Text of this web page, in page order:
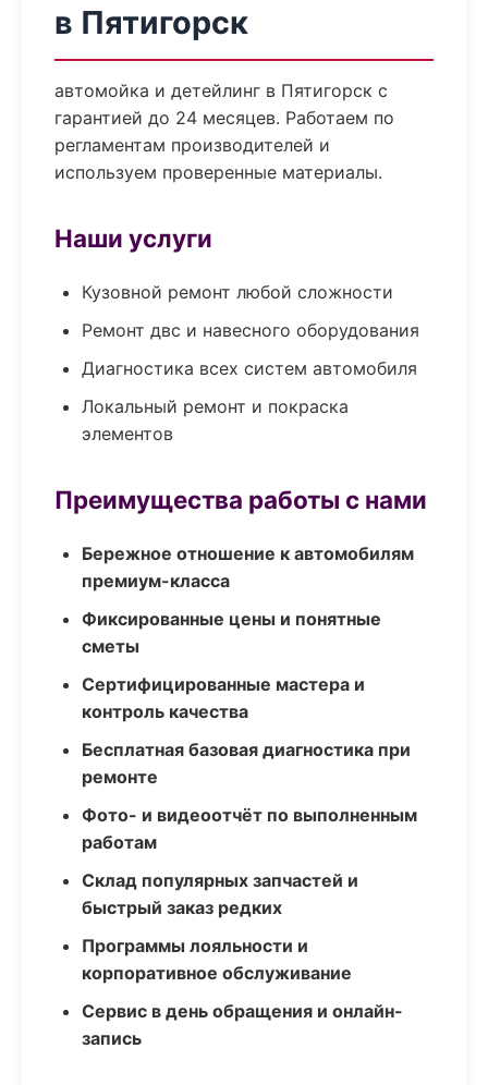
в Пятигорск
автомойка и детейлинг в Пятигорск с
гарантией до 24 месяцев. Работаем по
регламентам производителей и
используем проверенные материалы.
Наши услуги
Кузовной ремонт любой сложности
Ремонт двс и навесного оборудования
Диагностика всех систем автомобиля
Локальный ремонт и покраска
элементов
Преимущества работы с нами
Бережное отношение к автомобилям
премиум-класса
Фиксированные цены и понятные
сметы
Сертифицированные мастера и
контроль качества
Бесплатная базовая диагностика при
ремонте
Фото- и видеоотчёт по выполненным
работам
Склад популярных запчастей и
быстрый заказ редких
Программы лояльности и
корпоративное обслуживание
Сервис в день обращения и онлайн-
запись